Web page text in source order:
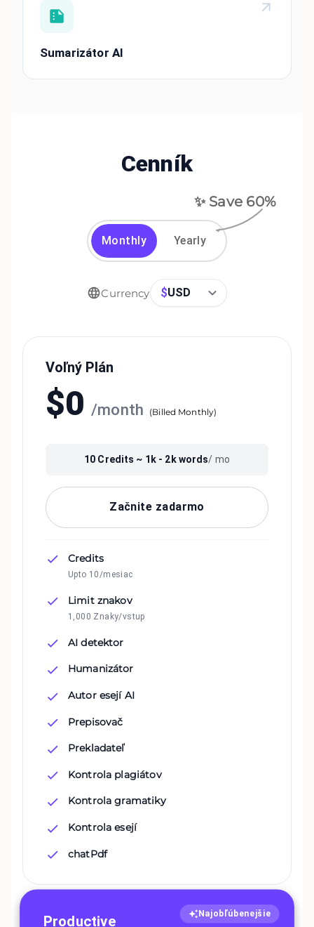
Sumarizátor AI
Cenník
✨ Save 60%
Monthly Yearly
Currency $USD
Voľný Plán
$0 /month (Billed Monthly)
10 Credits ~ 1k - 2kwords/ mo
Začnite zadarmo
Credits
Upto 10/mesiac
Limit znakov
1,000 Znaky/vstup
AI detektor
Humanizátor
Autor esejí AI
Prepisovač
Prekladateľ
Kontrola plagiátov
Kontrola gramatiky
Kontrola esejí
chatPdf
Najobľúbenejšie
Productive